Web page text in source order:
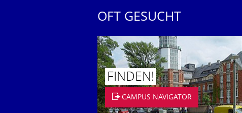
OFT GESUCHT
FINDEN!
CAMPUS NAVIGATOR